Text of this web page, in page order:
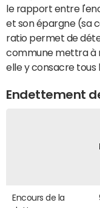
le rapport entre
et son épargne (sa
ratio permet de
commune mettra à
elle y consacre tous
Endettement
Encours de la